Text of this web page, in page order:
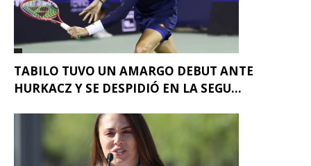
TABILO TUVO UN AMARGO DEBUT ANTE
HURKACZ Y SE DESPIDIÓ EN LA SEGU...